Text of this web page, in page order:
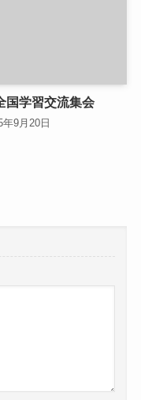
国学習交流集会
年9月20日